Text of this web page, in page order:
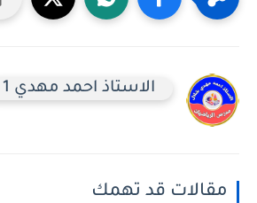
الاستاذ احمد مهدي 1
مقالات قد تهمك